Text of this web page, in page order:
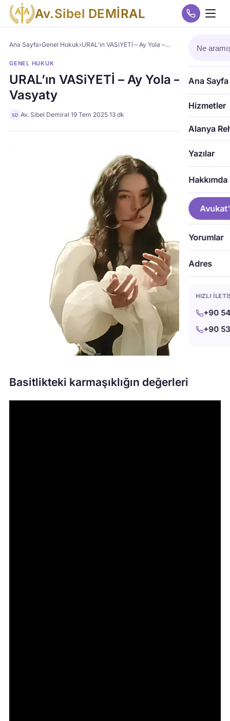
Av.Sibel DEMİRAL
Ana Sayfa
Hizmetler
Alanya
Yazılar
Hakkımda
Yorumlar
Adres
HIZLI
+90
+90
Ana Sayfa›Genel Hukuk›URAL’ın VASiYETİ – Ay Yola –…
GENEL HUKUK
URAL’ın VASiYETİ – Ay Yola – Ural
Vasyaty
SD Av. Sibel Demiral·19 Tem 2025·13 dk
Basitlikteki karmaşıklığın değerleri